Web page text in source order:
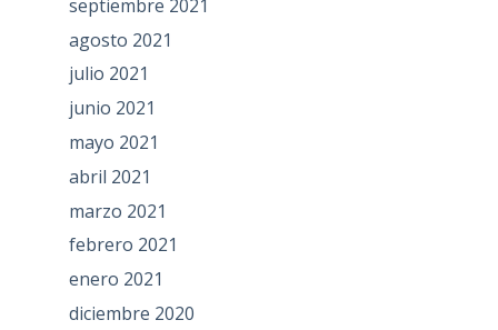
septiembre 2021
agosto 2021
julio 2021
junio 2021
mayo 2021
abril 2021
marzo 2021
febrero 2021
enero 2021
diciembre 2020